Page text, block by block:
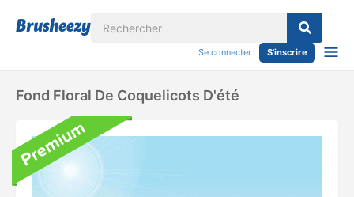
Se connecter S'inscrire
Fond Floral De Coquelicots D'été